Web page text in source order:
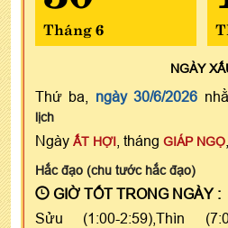
Tháng 6
NGÀY
Thứ ba, ngày 30/6/2026
lịch
Ngày ẤT HỢI , tháng GIÁP NGỌ
Hắc đạo (chu tước hắc đạo)
GIỜ TỐT TRONG NGÀY :
Sửu (1:00-2:59),Thìn